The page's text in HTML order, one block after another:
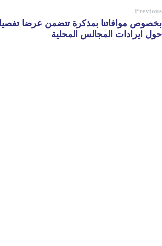
Previous
بخصوص موافاتنا بمذكرة تتضمن عرضا
حول ايرادات المجالس المحلية